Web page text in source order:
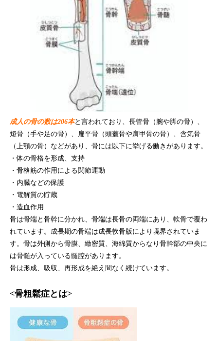
成人の骨の数は206本と言われており、長管骨（腕や脚の骨）、
短骨（手や足の骨）、扁平骨（頭蓋骨や肩甲骨の骨）、含気骨
（上顎の骨）などがあり、骨には以下に挙げる働きがあります。
・体の骨格を形成、支持
・骨格筋の作用による関節運動
・内臓などの保護
・電解質の貯蔵
・造血作用
骨は骨端と骨幹に分かれ、骨端は長骨の両端にあり、軟骨で覆わ
れています。成長期の骨端は成長軟骨版により境界されていま
す。骨は外側から骨膜、緻密質、海綿質からなり骨幹部の中央に
は骨髄が入っている髄腔があります。
骨は形成、吸収、再形成を絶え間なく続けています。
<骨粗鬆症とは>